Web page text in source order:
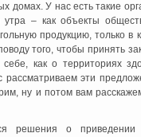
домах. У нас есть такие
– как объекты
продукцию, только
того, чтобы принять
как о территориях
эти
ну и потом вам
решения о